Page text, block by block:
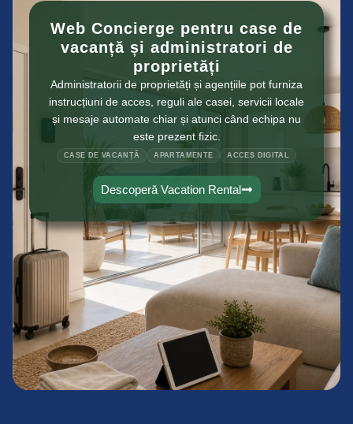
Web Concierge pentru case de
vacanță și administratori de
proprietăți
Administratorii de proprietăți și agențiile pot furniza
instrucțiuni de acces, reguli ale casei, servicii locale
și mesaje automate chiar și atunci când echipa nu
este prezent fizic.
CASE DE VACANȚĂ APARTAMENTE ACCES DIGITAL
Descoperă Vacation Rental